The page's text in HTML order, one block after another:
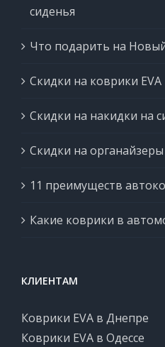
сиденья
Что подарить на
Скидки на коврики EVA
Скидки на накидки на
Скидки на
11 преимуществ
Какие коврики в
КЛИЕНТАМ
Коврики EVA в Днепре
Коврики EVA в Одессе